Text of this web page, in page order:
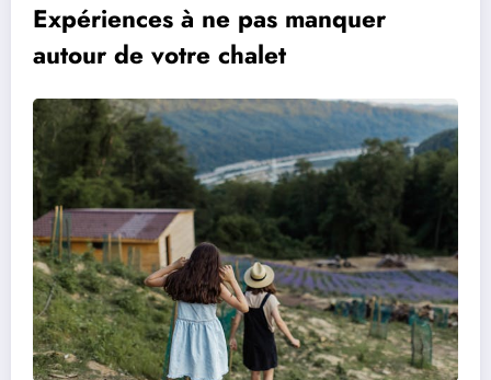
Expériences à ne pas manquer
autour de votre chalet